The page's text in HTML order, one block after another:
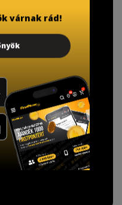
minden tartós
köteles ingyenes
várnak rád!